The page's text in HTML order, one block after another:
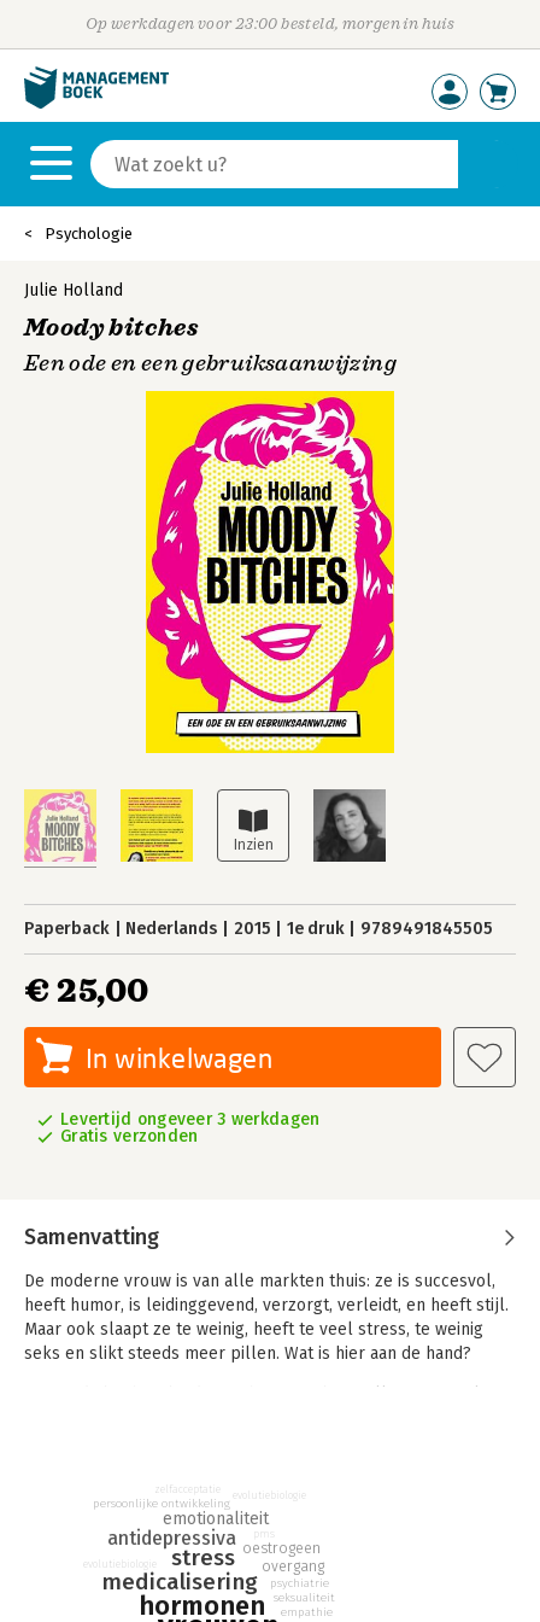
Op werkdagen voor 23:00 besteld, morgen in huis
Psychologie
Julie Holland
Moody bitches
Een ode en een gebruiksaanwijzing
Paperback Nederlands 2015 1e druk 9789491845505
€ 25,00
In winkelwagen
Levertijd ongeveer 3 werkdagen
Gratis verzonden
Samenvatting
De moderne vrouw is van alle markten thuis: ze is succesvol,
heeft humor, is leidinggevend, verzorgt, verleidt, en heeft stijl.
Maar ook slaapt ze te weinig, heeft te veel stress, te weinig
seks en slikt steeds meer pillen. Wat is hier aan de hand?
moeten zijn - en dat emoties en stemmingswisselingen
verdacht zijn. Wat ze echter vergeten - of misschien hebben ze
het zich wel nooit gerealiseerd? - is dat ze helemaal niet
gemaakt zijn om rustig en voorspelbaar gedrag te vertonen.
Hun gevoelens en buien zijn cyclisch - en dat is juist een
kracht, geen zwakte. De natuur heeft het allemaal precies zo
hormonen
medicalisering
stress
antidepressiva
emotionaliteit
oestrogeen
overgang
persoonlijke ontwikkeling
psychiatrie
seksualiteit
empathie
evolutiebiologie
pms
zelfacceptatie evolutiebiologie